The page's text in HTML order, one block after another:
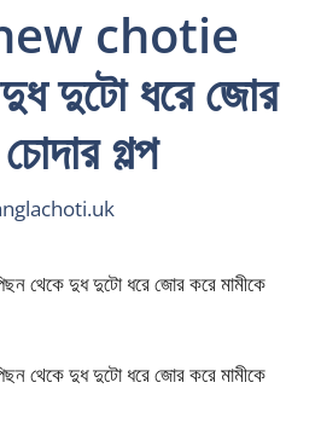
chotie
দুটো ধরে জোর
গল্প
দুধ দুটো ধরে জোর করে মামীকে
দুধ দুটো ধরে জোর করে মামীকে